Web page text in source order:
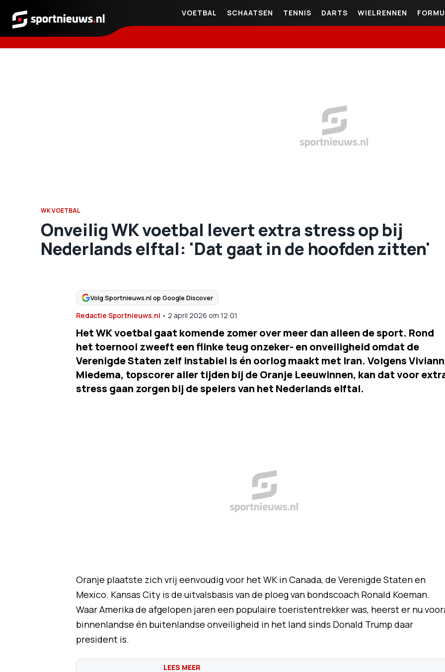
Sportnieuws.nl
VOETBAL SCHAATSEN TENNIS DARTS WIELRENNEN
WK VOETBAL
Onveilig WK voetbal levert extra stress op bij
Nederlands elftal: 'Dat gaat in de hoofden zitten'
Volg Sportnieuws.nl op Google Discover
Redactie Sportnieuws.nl • 2 april 2026 om 12:01
Het WK voetbal gaat komende zomer over meer dan alleen de sport. Rond
het toernooi zweeft een flinke teug onzeker- en onveiligheid omdat de
Verenigde Staten zelf instabiel is én oorlog maakt met Iran. Volgens
Miedema, topscorer aller tijden bij de Oranje Leeuwinnen, kan dat voor
stress gaan zorgen bij de spelers van het Nederlands elftal.
Oranje plaatste zich vrij eenvoudig voor het WK in Canada, de Verenigde Staten en
Mexico. Kansas City is de uitvalsbasis van de ploeg van bondscoach Ronald Koeman.
Waar Amerika de afgelopen jaren een populaire toeristentrekker was, heerst er nu
binnenlandse én buitenlandse onveiligheid in het land sinds Donald Trump daar
president is.